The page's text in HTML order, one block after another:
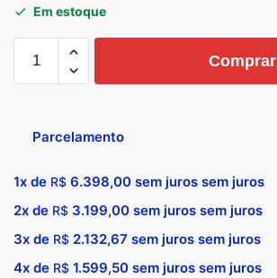
Em estoque
Comprar
Parcelamento
1x de R$ 6.398,00 sem juros sem juros
2x de R$ 3.199,00 sem juros sem juros
3x de R$ 2.132,67 sem juros sem juros
4x de R$ 1.599,50 sem juros sem juros